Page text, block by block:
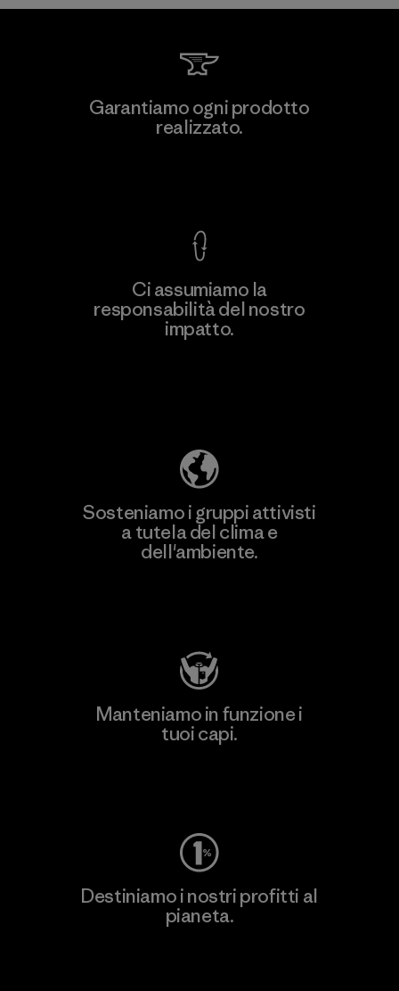
Scopri di più
Atlanta Garment Manufacturing
Company
Garantiamo ogni prodotto
realizzato.
Ci assumiamo la
responsabilità del nostro
impatto.
Sosteniamo i gruppi attivisti
a tutela del clima e
dell'ambiente.
Manteniamo in funzione i
tuoi capi.
Destiniamo i nostri profitti al
pianeta.